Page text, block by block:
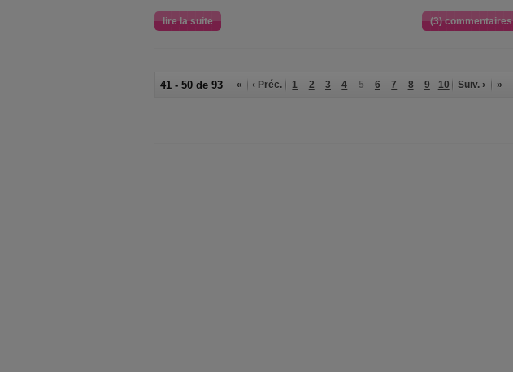
lire la suite (3) commentaires
41 - 50 de 93 « ‹ Préc. 1 2 3 4 5 6 7 8 9 10 Suiv. › »